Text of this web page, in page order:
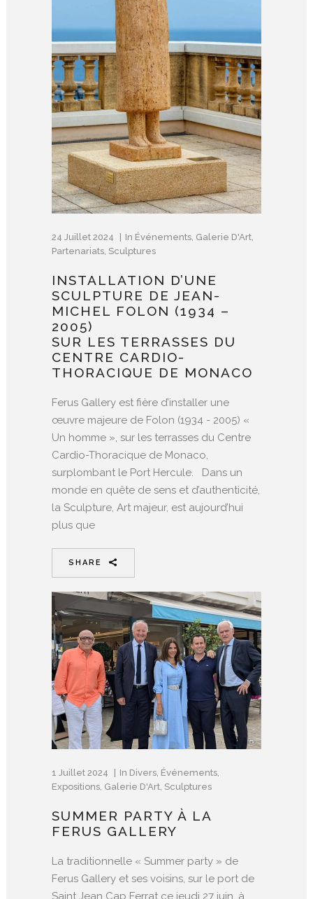
24 Juillet 2024 In Événements Galerie D'Art
Partenariats Sculptures
INSTALLATION D’UNE
SCULPTURE DE JEAN-
MICHEL FOLON (1934 –
2005)
SUR LES TERRASSES DU
CENTRE CARDIO-
THORACIQUE DE MONACO
Ferus Gallery est fière d’installer une
œuvre majeure de Folon (1934 - 2005) «
Un homme », sur les terrasses du Centre
Cardio-Thoracique de Monaco,
surplombant le Port Hercule. Dans un
monde en quête de sens et d’authenticité,
la Sculpture, Art majeur, est aujourd’hui
plus que
SHARE
1 Juillet 2024 In Divers Événements
Expositions Galerie D'Art Sculptures
SUMMER PARTY À LA
FERUS GALLERY
La traditionnelle « Summer party » de
Ferus Gallery et ses voisins, sur le port de
Saint Jean Cap Ferrat ce jeudi 27 juin, à